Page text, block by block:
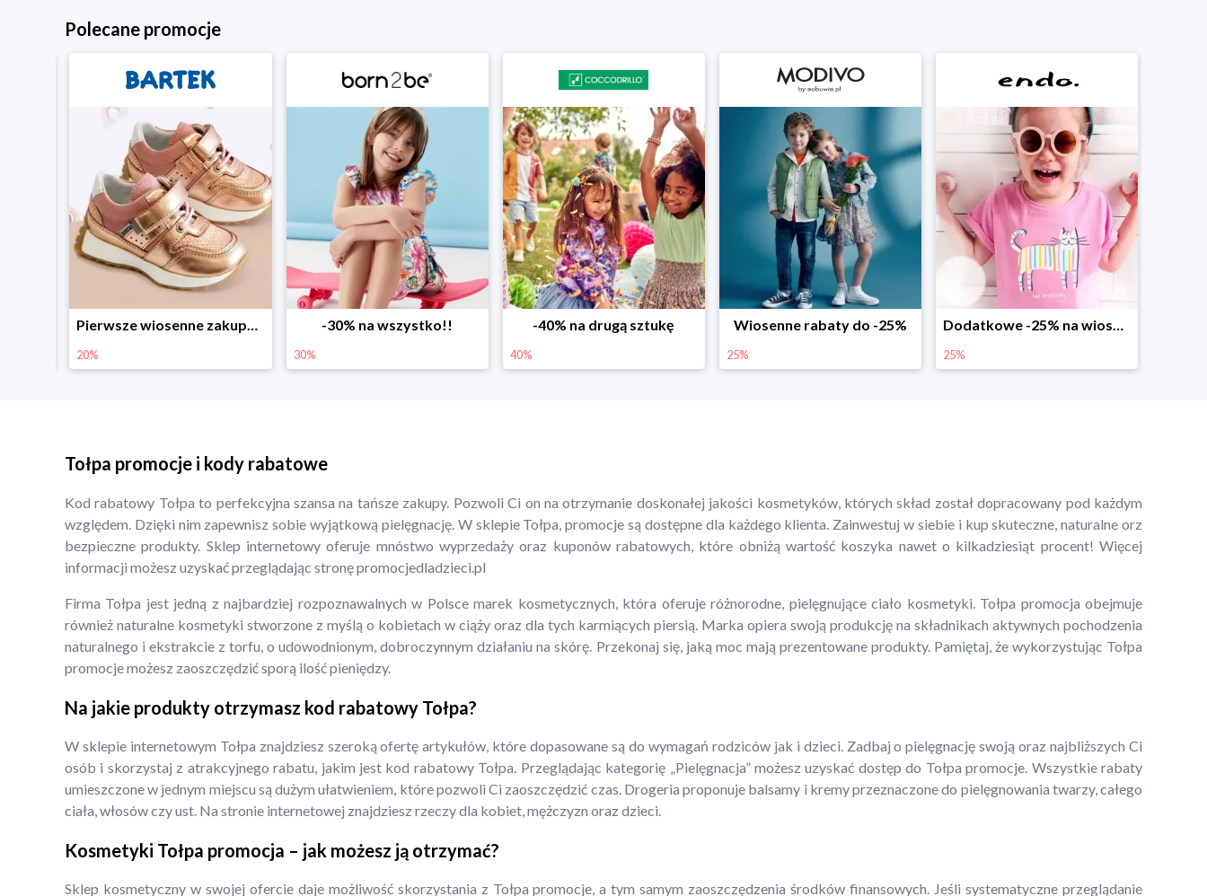
Polecane promocje
Pierwsze wiosenne zakupy -20%
20%
-30% na wszystko!!
30%
-40% na drugą sztukę
40%
Wiosenne rabaty do -25%
25%
Dodatkowe -25% na wiosenne nowości
25%
Tołpa promocje i kody rabatowe
Kod rabatowy Tołpa to perfekcyjna szansa na tańsze zakupy. Pozwoli Ci on na otrzymanie doskonałej jakości kosmetyków, których skład został dopracowany pod każdym
względem. Dzięki nim zapewnisz sobie wyjątkową pielęgnację. W sklepie Tołpa, promocje są dostępne dla każdego klienta. Zainwestuj w siebie i kup skuteczne, naturalne orz
bezpieczne produkty. Sklep internetowy oferuje mnóstwo wyprzedaży oraz kuponów rabatowych, które obniżą wartość koszyka nawet o kilkadziesiąt procent! Więcej
informacji możesz uzyskać przeglądając stronę promocjedladzieci.pl
Firma Tołpa jest jedną z najbardziej rozpoznawalnych w Polsce marek kosmetycznych, która oferuje różnorodne, pielęgnujące ciało kosmetyki. Tołpa promocja obejmuje
również naturalne kosmetyki stworzone z myślą o kobietach w ciąży oraz dla tych karmiących piersią. Marka opiera swoją produkcję na składnikach aktywnych pochodzenia
naturalnego i ekstrakcie z torfu, o udowodnionym, dobroczynnym działaniu na skórę. Przekonaj się, jaką moc mają prezentowane produkty. Pamiętaj, że wykorzystując Tołpa
promocje możesz zaoszczędzić sporą ilość pieniędzy.
Na jakie produkty otrzymasz kod rabatowy Tołpa?
W sklepie internetowym Tołpa znajdziesz szeroką ofertę artykułów, które dopasowane są do wymagań rodziców jak i dzieci. Zadbaj o pielęgnację swoją oraz najbliższych Ci
osób i skorzystaj z atrakcyjnego rabatu, jakim jest kod rabatowy Tołpa. Przeglądając kategorię „Pielęgnacja” możesz uzyskać dostęp do Tołpa promocje. Wszystkie rabaty
umieszczone w jednym miejscu są dużym ułatwieniem, które pozwoli Ci zaoszczędzić czas. Drogeria proponuje balsamy i kremy przeznaczone do pielęgnowania twarzy, całego
ciała, włosów czy ust. Na stronie internetowej znajdziesz rzeczy dla kobiet, mężczyzn oraz dzieci.
Kosmetyki Tołpa promocja – jak możesz ją otrzymać?
Sklep kosmetyczny w swojej ofercie daje możliwość skorzystania z Tołpa promocje, a tym samym zaoszczędzenia środków finansowych. Jeśli systematyczne przeglądanie